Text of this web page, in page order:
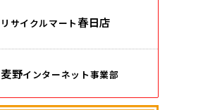
リサイクルマート春日店
麦野インターネット事業部